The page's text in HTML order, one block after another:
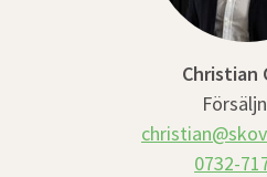
Christian
0732-